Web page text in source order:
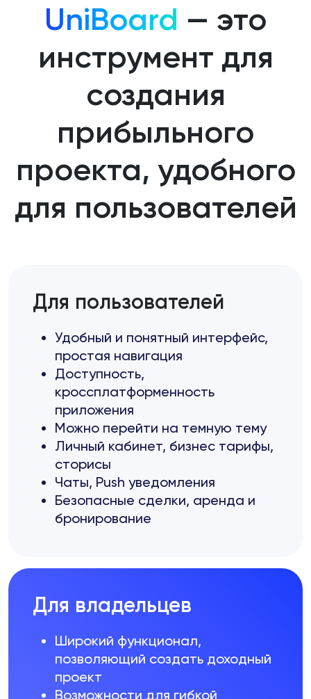
UniBoard — это
инструмент для
создания
прибыльного
проекта, удобного
для пользователей
Для пользователей
Удобный и понятный интерфейс,
простая навигация
Доступность,
кроссплатформенность
приложения
Можно перейти на темную тему
Личный кабинет, бизнес тарифы,
сторисы
Чаты, Push уведомления
Безопасные сделки, аренда и
бронирование
Для владельцев
Широкий функционал,
позволяющий создать доходный
проект
Возможности для гибкой